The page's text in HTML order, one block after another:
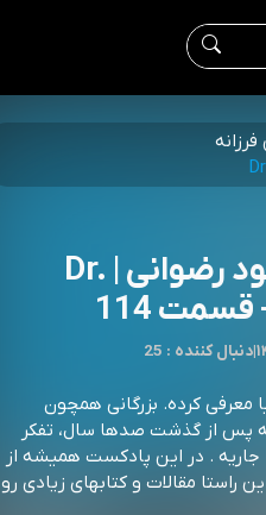
۲۷- کارِ دل | دکتر محمود رضوانی | Dr.
|25 : دنبال کننده
معرفی کرده. بزرگانی همچون
پس از گذشت صدها سال، تفکر
جاریه . در این پادکست همیشه از
راستا مقالات و کتابهای زیادی رو‌